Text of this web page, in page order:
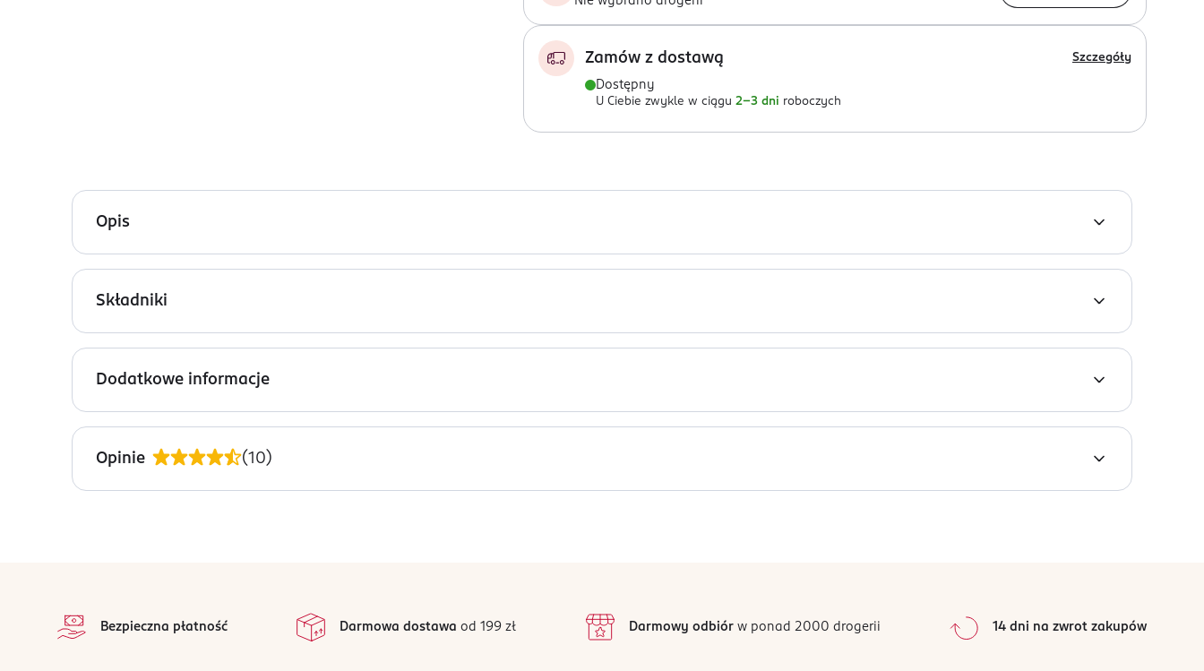
Zamów z dostawą Szczegóły
Dostępny
U Ciebie zwykle w ciągu 2-3 dni roboczych
Opis
Regeneracyjne serum Lovely Full Lips w odcieniu nr 3, uwydatniające usta. Zawiera wit. E, olej rycynowy i migdałowy. Pielęgnuje oraz podkreśla naturalny kształt
ust. Łączy pielęgnację ust z przyjemnym efektem uwydatnienia i podkreślenia. Efekt trwa od 2 do 4 godzin.
Składniki
Ingredients: : POLYBUTENE, HYDROGENATED POLYDECENE, OCTYLDODECANOL, SILICA DIMETHYL SILYLATE, PARFUM, LAURYL PEG/PPG-18/18 METHICONE, RICINUS
COMMUNIS SEED OIL, PRUNUS AMYGDALUS DULCIS OIL, CALCIUM SODIUM BOROSILICATE, TOCOPHERYL ACETATE, BENZYL NICOTINATE, SYNTHETIC FLUORPHLOGOPITE,
CAPRYLYL GLYCOL, PHENOXYETHANOL, HEXYLENE GLYCOL, TIN OXIDE, MICA, CI 77891, CI 73360.
Dodatkowe informacje
PRZYGOTOWANIE I STOSOWANIE
Aplikuj wyłącznie na usta, omijając skórę wokół ust.
83-300
Opinie (10)
2
1
0%
Bezpieczna płatność Darmowa dostawa od 199 zł Darmowy odbiórw ponad 2000 drogerii 14 dni na zwrot zakupów